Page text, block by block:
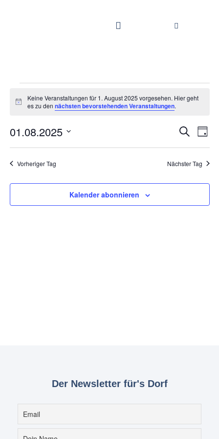
Hinweis
Keine Veranstaltungen für 1. August 2025 vorgesehen. Hier geht
es zu den nächsten bevorstehenden Veranstaltungen.
Suche
und
Ansichten,
SucheTag
01.08.2025
Datum
Vorheriger Tag Nächster Tag
Kalender abonnieren
Der Newsletter für's Dorf